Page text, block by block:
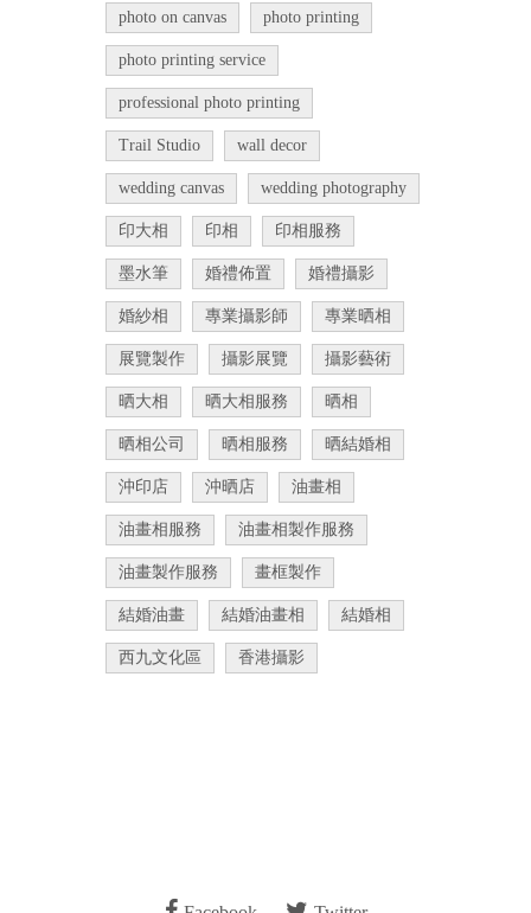
photo on canvas photo printing
photo printing service
professional photo printing
Trail Studio wall decor
wedding canvas wedding photography
印大相 印相 印相服務
墨水筆 婚禮佈置 婚禮攝影
婚紗相 專業攝影師 專業晒相
展覽製作 攝影展覽 攝影藝術
晒大相 晒大相服務 晒相
晒相公司 晒相服務 晒結婚相
沖印店 沖晒店 油畫相
油畫相服務 油畫相製作服務
油畫製作服務 畫框製作
結婚油畫 結婚油畫相 結婚相
西九文化區 香港攝影